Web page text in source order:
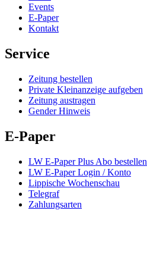
Events
E-Paper
Kontakt
Service
Zeitung bestellen
Private Kleinanzeige aufgeben
Zeitung austragen
Gender Hinweis
E-Paper
LW E-Paper Plus Abo bestellen
LW E-Paper Login / Konto
Lippische Wochenschau
Telegraf
Zahlungsarten